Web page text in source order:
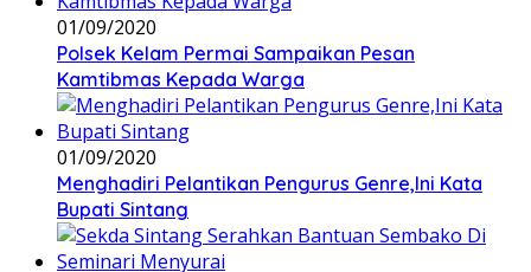
01/09/2020
Polsek Kelam Permai Sampaikan Pesan
Kamtibmas Kepada Warga
01/09/2020
Menghadiri Pelantikan Pengurus Genre,Ini Kata
Bupati Sintang